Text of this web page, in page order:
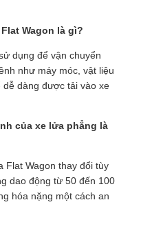
Wagon là gì?
dụng để vận chuyển
như máy móc, vật liệu
dàng được tải vào xe
của xe lửa phẳng là
Flat Wagon thay đổi tùy
dao động từ 50 đến 100
hóa nặng một cách an